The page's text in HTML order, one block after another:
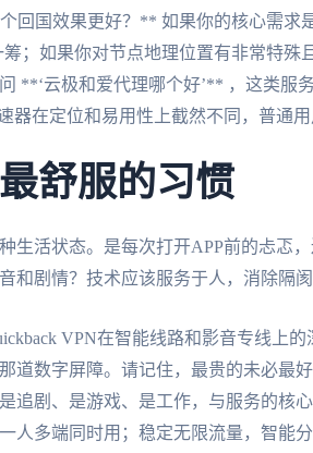
回国效果更好？** 如果你的核心需求
；如果你对节点地理位置有非常特殊
**‘云极和爱代理哪个好’** ，这类服
器在定位和易用性上截然不同，普通用
舒服的习惯
生活状态。是每次打开APP前的忐忑，
和剧情？技术应该服务于人，消除隔阂
VPN在智能线路和影音专线上
道数字屏障。请记住，最贵的未必最
追剧、是游戏、是工作，与服务的
人多端同时用；稳定无限流量，智能